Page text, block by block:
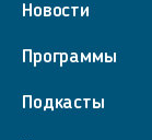
Новости
Программы
Подкасты